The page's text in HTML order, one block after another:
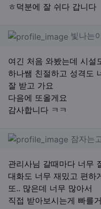
ㅎ덕분에 잘 쉬다 갑니다
빛나는이마님
빛나는
여긴 처음 와봤는데 시설
하나쌤 친절하고 성격도
잘 받고 가요
다음에 또올게요
감사합니다 ㅋㅋ
잠자는고자님
잠자는
관리사님 갈때마다 너무
대화도 너무 재밌고 편하
또.. 많은데 너무 많아서
직접 받아보시는게 빠를